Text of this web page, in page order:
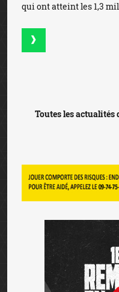
qui ont atteint les 1,3
Toutes les actualités